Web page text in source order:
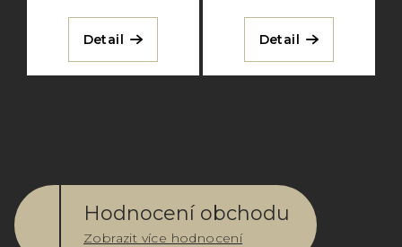
Detail Detail
Hodnocení obchodu
Zobrazit více hodnocení